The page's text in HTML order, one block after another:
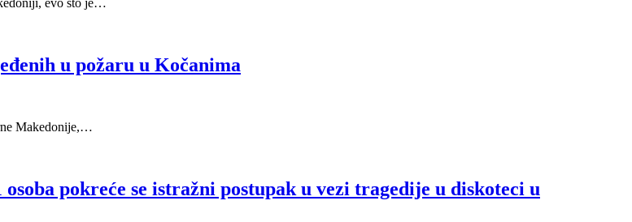
evo što je…
u požaru u Kočanima
Makedonije,…
pokreće se istražni postupak u vezi tragedije u diskoteci u